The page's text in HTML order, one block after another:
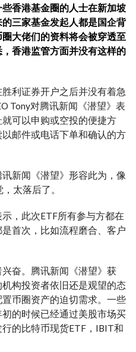
香港基金圈的人士在新加坡
三家基金发起人都是国企背
大佬们的资料将会被穿透至
香港监管方面并没有这样的
利证券开户之后并没有着急
Tony对腾讯新闻《潜望》表
可以申购或空投的便捷方
邮件或电话下单和确认的方
新闻《潜望》形容此为，像
太落后了。
，此次ETF所有参与方都在
首次，比如流程磨合、客户
奋。腾讯新闻《潜望》获
构投资者依旧还是观望的态
币圈资产的迫切需求。一些
的时候已经通过美股市场买
的比特币现货ETF，IBIT和